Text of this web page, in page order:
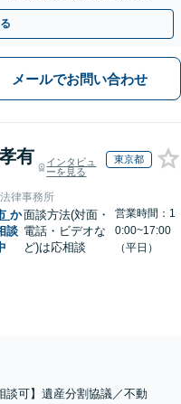
無料】
メールでお問い合わせ
有
インタビュ
ーを見る
東京都
律事務所
か
談
面談方法(対面・
電話・ビデオな
ど)は応相談
営業時間：1
0:00~17:00
（平日）
談可】遺産分割協議／不動